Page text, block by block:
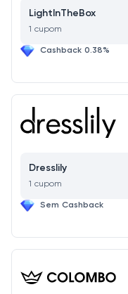
LightInTheBox
1 cupom
Cashback 0.38%
Dresslily
1 cupom
Sem Cashback